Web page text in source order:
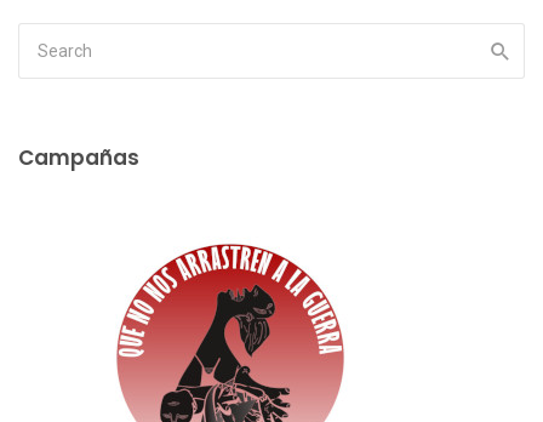
Campañas